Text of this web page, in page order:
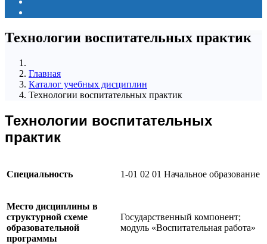
Технологии воспитательных практик
Главная
Каталог учебных дисциплин
Технологии воспитательных практик
Технологии воспитательных
практик
Специальность 1-01 02 01 Начальное образование
Место дисциплины в
структурной схеме
образовательной
программы
Государственный компонент;
модуль «Воспитательная работа»